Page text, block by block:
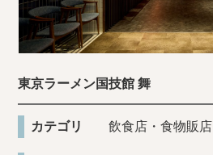
東京ラーメン国技館 舞
カテゴリ 飲食店・食物販店